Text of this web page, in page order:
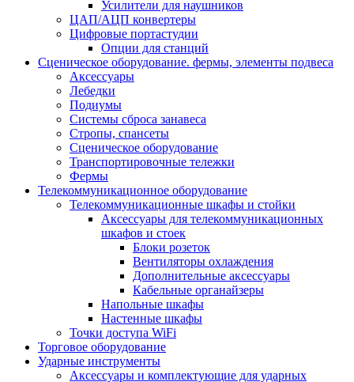
Усилители для наушников
ЦАП/АЦП конвертеры
Цифровые портастудии
Опции для станций
Сценическое оборудование. фермы, элементы подвеса
Аксессуары
Лебедки
Подиумы
Системы сброса занавеса
Стропы, спансеты
Сценическое оборудование
Транспортировочные тележки
Фермы
Телекоммуникационное оборудование
Телекоммуникационные шкафы и стойки
Аксессуары для телекоммуникационных
шкафов и стоек
Блоки розеток
Вентиляторы охлаждения
Дополнительные аксессуары
Кабельные органайзеры
Напольные шкафы
Настенные шкафы
Точки доступа WiFi
Торговое оборудование
Ударные инструменты
Аксессуары и комплектующие для ударных